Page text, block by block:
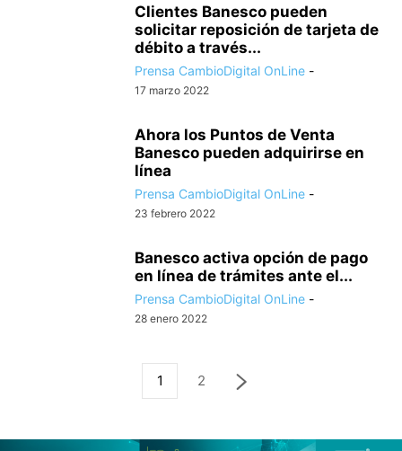
Clientes Banesco pueden
solicitar reposición de tarjeta de
débito a través...
Prensa CambioDigital OnLine -
17 marzo 2022
Ahora los Puntos de Venta
Banesco pueden adquirirse en
línea
Prensa CambioDigital OnLine -
23 febrero 2022
Banesco activa opción de pago
en línea de trámites ante el...
Prensa CambioDigital OnLine -
28 enero 2022
1 2